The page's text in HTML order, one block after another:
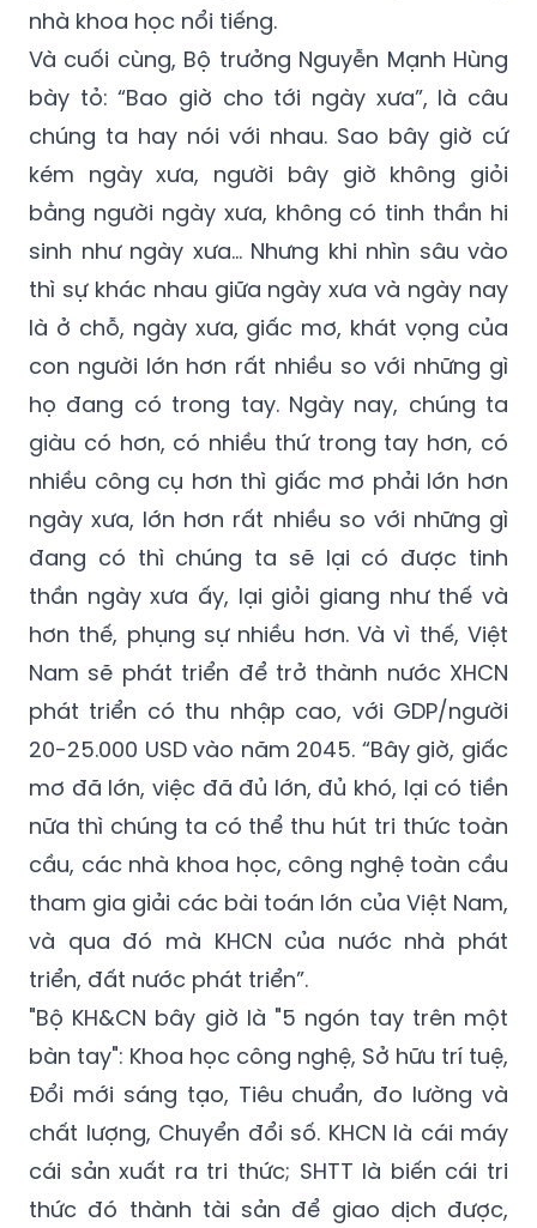
nhà khoa học nổi tiếng.
Và cuối cùng, Bộ trưởng Nguyễn Mạnh Hùng
bày tỏ: “Bao giờ cho tới ngày xưa”, là câu
chúng ta hay nói với nhau. Sao bây giờ cứ
kém ngày xưa, người bây giờ không giỏi
bằng người ngày xưa, không có tinh thần hi
sinh như ngày xưa... Nhưng khi nhìn sâu vào
thì sự khác nhau giữa ngày xưa và ngày nay
là ở chỗ, ngày xưa, giấc mơ, khát vọng của
con người lớn hơn rất nhiều so với những gì
họ đang có trong tay. Ngày nay, chúng ta
giàu có hơn, có nhiều thứ trong tay hơn, có
nhiều công cụ hơn thì giấc mơ phải lớn hơn
ngày xưa, lớn hơn rất nhiều so với những gì
đang có thì chúng ta sẽ lại có được tinh
thần ngày xưa ấy, lại giỏi giang như thế và
hơn thế, phụng sự nhiều hơn. Và vì thế, Việt
Nam sẽ phát triển để trở thành nước XHCN
phát triển có thu nhập cao, với GDP/người
20-25.000 USD vào năm 2045. “Bây giờ, giấc
mơ đã lớn, việc đã đủ lớn, đủ khó, lại có tiền
nữa thì chúng ta có thể thu hút tri thức toàn
cầu, các nhà khoa học, công nghệ toàn cầu
tham gia giải các bài toán lớn của Việt Nam,
và qua đó mà KHCN của nước nhà phát
triển, đất nước phát triển”.
"Bộ KH&CN bây giờ là "5 ngón tay trên một
bàn tay": Khoa học công nghệ, Sở hữu trí tuệ,
Đổi mới sáng tạo, Tiêu chuẩn, đo lường và
chất lượng, Chuyển đổi số. KHCN là cái máy
cái sản xuất ra tri thức; SHTT là biến cái tri
thức đó thành tài sản để giao dịch được,